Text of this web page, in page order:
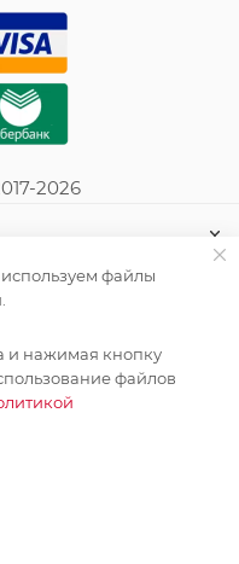
2026
файлы
и нажимая кнопку
файлов